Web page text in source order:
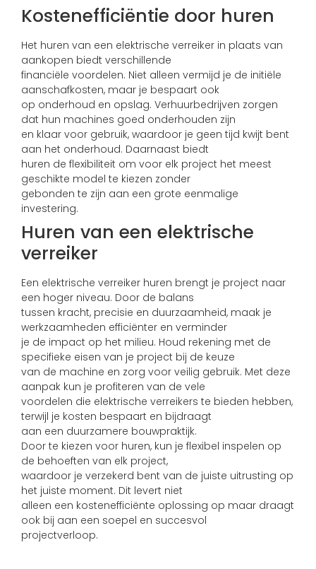
Kostenefficiëntie door huren
Het huren van een elektrische verreiker in plaats van
aankopen biedt verschillende
financiële voordelen. Niet alleen vermijd je de initiële
aanschafkosten, maar je bespaart ook
op onderhoud en opslag. Verhuurbedrijven zorgen
dat hun machines goed onderhouden zijn
en klaar voor gebruik, waardoor je geen tijd kwijt bent
aan het onderhoud. Daarnaast biedt
huren de flexibiliteit om voor elk project het meest
geschikte model te kiezen zonder
gebonden te zijn aan een grote eenmalige
investering.
Huren van een elektrische
verreiker
Een elektrische verreiker huren brengt je project naar
een hoger niveau. Door de balans
tussen kracht, precisie en duurzaamheid, maak je
werkzaamheden efficiënter en verminder
je de impact op het milieu. Houd rekening met de
specifieke eisen van je project bij de keuze
van de machine en zorg voor veilig gebruik. Met deze
aanpak kun je profiteren van de vele
voordelen die elektrische verreikers te bieden hebben,
terwijl je kosten bespaart en bijdraagt
aan een duurzamere bouwpraktijk.
Door te kiezen voor huren, kun je flexibel inspelen op
de behoeften van elk project,
waardoor je verzekerd bent van de juiste uitrusting op
het juiste moment. Dit levert niet
alleen een kostenefficiënte oplossing op maar draagt
ook bij aan een soepel en succesvol
projectverloop.